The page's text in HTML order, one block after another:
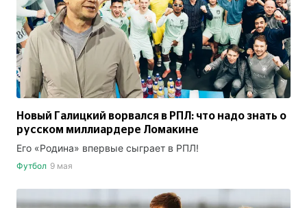
Новый Галицкий ворвался в РПЛ: что надо знать о
русском миллиардере Ломакине
Его «Родина» впервые сыграет в РПЛ!
Футбол 9 мая